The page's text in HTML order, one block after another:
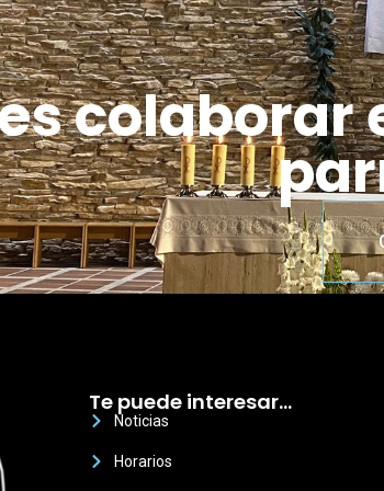
Te puede interesar…
Noticias
Horarios